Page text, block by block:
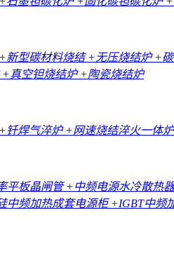
+新型碳材料烧结+无压烧结炉+
+真空钽烧结炉+陶瓷烧结炉
+钎焊气淬炉+网速烧结淬火一体炉
平板晶闸管+中频电源水冷散热
中频加热成套电源柜+IGBT中频